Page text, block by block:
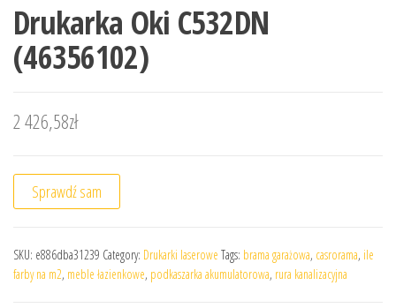
Drukarka Oki C532DN
(46356102)
2 426,58zł
Sprawdź sam
SKU: e886dba31239 Category: Drukarki laserowe Tags: brama garażowa, casrorama, ile
farby na m2, meble łazienkowe, podkaszarka akumulatorowa, rura kanalizacyjna